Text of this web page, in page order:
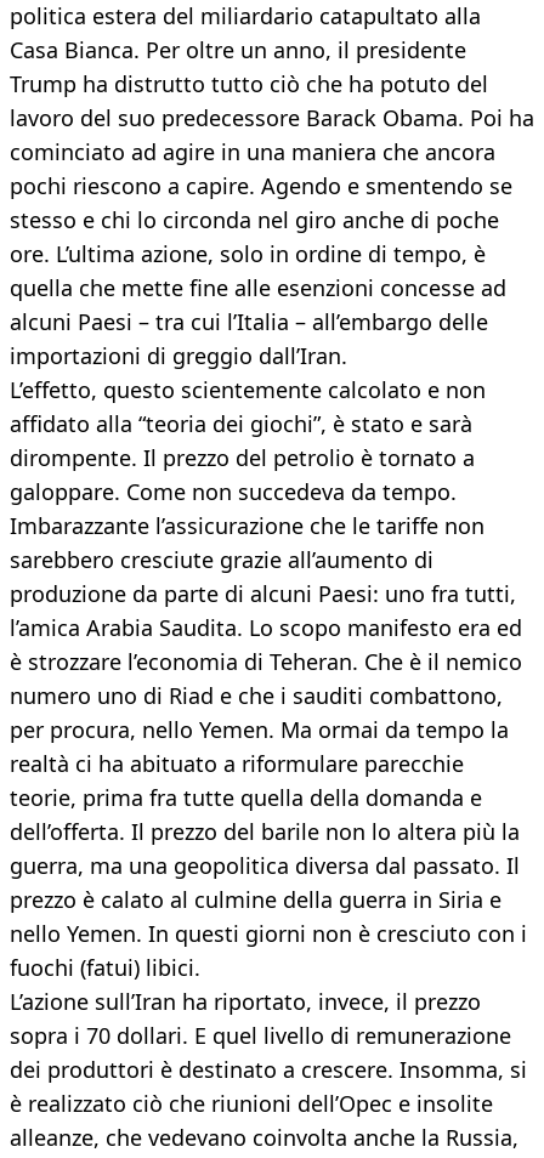
politica estera del miliardario catapultato alla
Casa Bianca. Per oltre un anno, il presidente
Trump ha distrutto tutto ciò che ha potuto del
lavoro del suo predecessore Barack Obama. Poi ha
cominciato ad agire in una maniera che ancora
pochi riescono a capire. Agendo e smentendo se
stesso e chi lo circonda nel giro anche di poche
ore. L’ultima azione, solo in ordine di tempo, è
quella che mette fine alle esenzioni concesse ad
alcuni Paesi – tra cui l’Italia – all’embargo delle
importazioni di greggio dall’Iran.
L’effetto, questo scientemente calcolato e non
affidato alla “teoria dei giochi”, è stato e sarà
dirompente. Il prezzo del petrolio è tornato a
galoppare. Come non succedeva da tempo.
Imbarazzante l’assicurazione che le tariffe non
sarebbero cresciute grazie all’aumento di
produzione da parte di alcuni Paesi: uno fra tutti,
l’amica Arabia Saudita. Lo scopo manifesto era ed
è strozzare l’economia di Teheran. Che è il nemico
numero uno di Riad e che i sauditi combattono,
per procura, nello Yemen. Ma ormai da tempo la
realtà ci ha abituato a riformulare parecchie
teorie, prima fra tutte quella della domanda e
dell’offerta. Il prezzo del barile non lo altera più la
guerra, ma una geopolitica diversa dal passato. Il
prezzo è calato al culmine della guerra in Siria e
nello Yemen. In questi giorni non è cresciuto con i
fuochi (fatui) libici.
L’azione sull’Iran ha riportato, invece, il prezzo
sopra i 70 dollari. E quel livello di remunerazione
dei produttori è destinato a crescere. Insomma, si
è realizzato ciò che riunioni dell’Opec e insolite
alleanze, che vedevano coinvolta anche la Russia,